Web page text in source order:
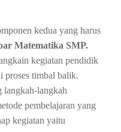
kedua yang harus
Matematika SMP.
kegiatan pendidik
proses timbal balik.
langkah-langkah
pembelajaran yang
kegiatan yaitu